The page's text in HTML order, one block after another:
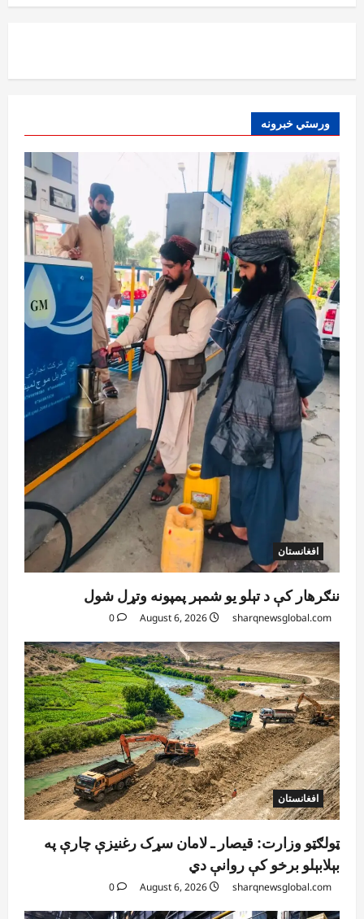
0
2
چارې په بېلابېلو برخو کې روانې دي
sharqnewsglobal.com
0
3
آمریکا
ټرمپ : د امریکا د وسلو زېرمتونونه لا هم ډېر
دي
sharqnewsglobal.com
August 6, 2026
0
4
آمریکا
ټرمپ : ایران سره خبرې د پوځي اقدام پر ځای
غوره بولي
sharqnewsglobal.com
August 6, 2026
0
افغانستان
کورنیو چارو وزارت: حیرتان کې د بهرنیو
اسعارو د قاچاق هڅه شنډه شوه
sharqnewsglobal.com
August 6, 2026
0
ورستي خبرونه
افغانستان
ننګرهار کې د تېلو یو شمېر پمپونه وتړل شول
sharqnewsglobal.com
0
افغانستان
ټولګټو وزارت: قیصار ـ لامان سړک رغنیزې چارې په
بېلابېلو برخو کې روانې دي
sharqnewsglobal.com
0